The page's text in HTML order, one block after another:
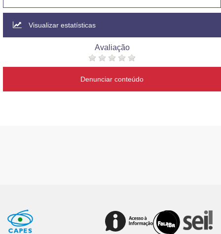
Visualizar estatísticas
Avaliação
Denunciar conteúdo